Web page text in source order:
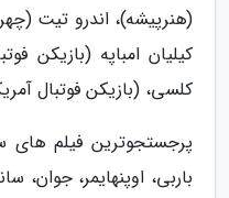
(هنرپیشه)، اندرو تیت
کیلیان امباپه (بازیکن
کلسی، (بازیکن فوتبال
پرجستجوترین فیلم های